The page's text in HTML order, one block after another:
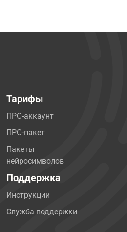
Тарифы
ПРО-аккаунт
ПРО-пакет
Пакеты
нейросимволов
Поддержка
Инструкции
Служба поддержки